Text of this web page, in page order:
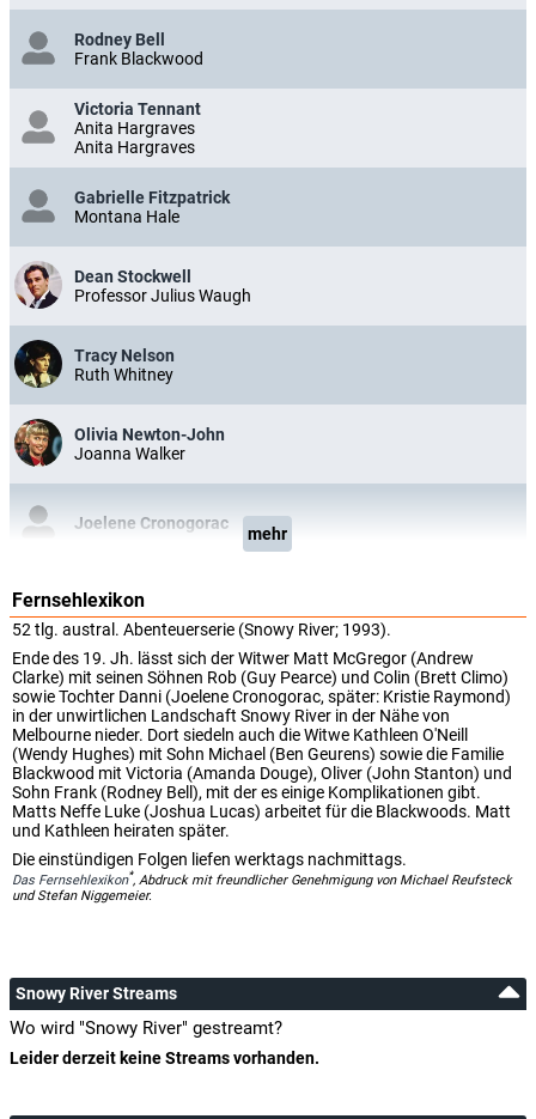
Rodney Bell
Frank Blackwood
Victoria Tennant
Anita Hargraves
Anita Hargraves
Gabrielle Fitzpatrick
Montana Hale
Dean Stockwell
Professor Julius Waugh
Tracy Nelson
Ruth Whitney
Olivia Newton-John
Joanna Walker
Joelene Cronogorac
mehr
Fernsehlexikon
52 tlg. austral. Abenteuerserie (Snowy River; 1993).
Ende des 19. Jh. lässt sich der Witwer Matt McGregor (Andrew
Clarke) mit seinen Söhnen Rob (Guy Pearce) und Colin (Brett Climo)
sowie Tochter Danni (Joelene Cronogorac, später: Kristie Raymond)
in der unwirtlichen Landschaft Snowy River in der Nähe von
Melbourne nieder. Dort siedeln auch die Witwe Kathleen O'Neill
(Wendy Hughes) mit Sohn Michael (Ben Geurens) sowie die Familie
Blackwood mit Victoria (Amanda Douge), Oliver (John Stanton) und
Sohn Frank (Rodney Bell), mit der es einige Komplikationen gibt.
Matts Neffe Luke (Joshua Lucas) arbeitet für die Blackwoods. Matt
und Kathleen heiraten später.
Die einstündigen Folgen liefen werktags nachmittags.
Das Fernsehlexikon*, Abdruck mit freundlicher Genehmigung von Michael Reufsteck
und Stefan Niggemeier.
Snowy River Streams
Wo wird "Snowy River" gestreamt?
Leider derzeit keine Streams vorhanden.